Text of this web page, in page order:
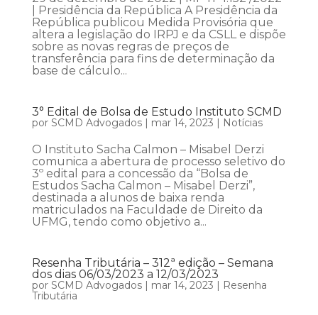
| Presidência da República A Presidência da
República publicou Medida Provisória que
altera a legislação do IRPJ e da CSLL e dispõe
sobre as novas regras de preços de
transferência para fins de determinação da
base de cálculo...
3° Edital de Bolsa de Estudo Instituto SCMD
por SCMD Advogados| mar 14, 2023 | Notícias
O Instituto Sacha Calmon – Misabel Derzi
comunica a abertura de processo seletivo do
3º edital para a concessão da “Bolsa de
Estudos Sacha Calmon – Misabel Derzi”,
destinada a alunos de baixa renda
matriculados na Faculdade de Direito da
UFMG, tendo como objetivo a...
Resenha Tributária – 312ª edição – Semana
dos dias 06/03/2023 a 12/03/2023
por SCMD Advogados| mar 14, 2023 | Resenha
Tributária